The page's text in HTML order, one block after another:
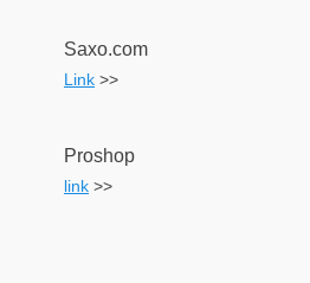
Saxo.com
Link >>
Proshop
link >>